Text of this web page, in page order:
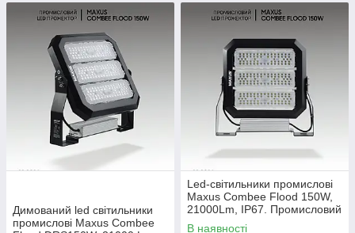
Димований led світильники
промислові Maxus Combee
Led-світильники промислові
Maxus Combee Flood 150W,
21000Lm, IP67. Промисловий
прожектор
В наявності